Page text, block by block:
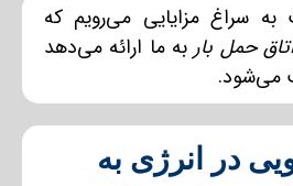
سراغ مزایایی می‌رویم که
حمل باربه ما ارائه می‌دهد
می‌شود.
در انرژی به